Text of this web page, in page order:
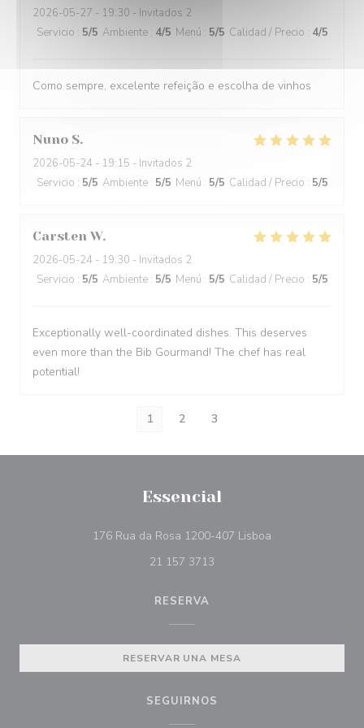
2026-05-27 - 19:30 - Invitados 2
Servicio : 5/5 Ambiente : 4/5 Menú : 5/5 Calidad / Precio : 4/5
Como sempre, excelente refeição e escolha de vinhos
Nuno S
2026-05-24 - 19:15 - Invitados 2
Servicio : 5/5 Ambiente : 5/5 Menú : 5/5 Calidad / Precio : 5/5
Carsten W
2026-05-24 - 19:30 - Invitados 2
Servicio : 5/5 Ambiente : 5/5 Menú : 5/5 Calidad / Precio : 5/5
Exceptionally well-coordinated dishes. This deserves
even more than the Bib Gourmand! The chef has real
potential!
1 2 3
Essencial
176 Rua da Rosa 1200-407 Lisboa
21 157 3713
RESERVA
RESERVAR UNA MESA
SEGUIRNOS